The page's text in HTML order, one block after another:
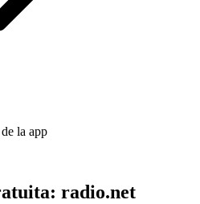
la app
radio.net